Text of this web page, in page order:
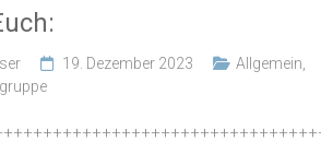
19. Dezember 2023 Allgemein